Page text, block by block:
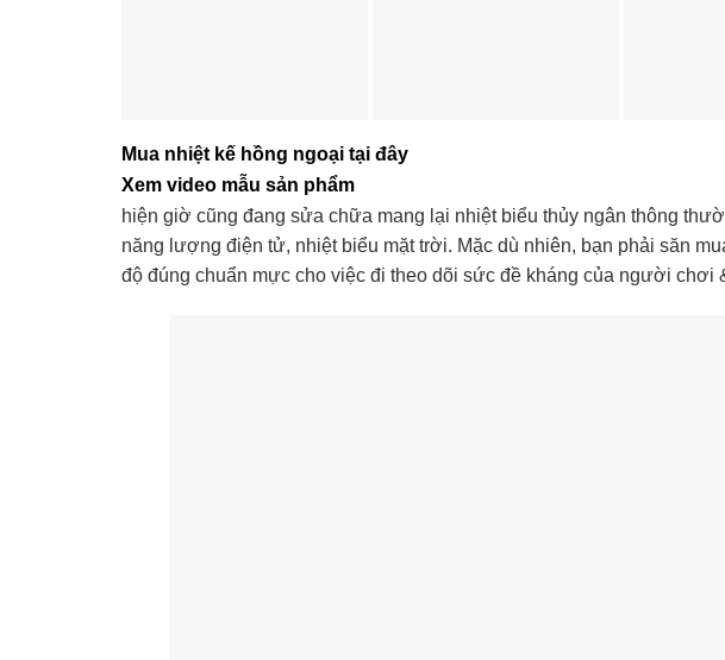
Mua nhiệt kế hồng ngoại tại đây
Xem video mẫu sản phẩm
hiện giờ cũng đang sửa chữa mang lại nhiệt biểu thủy ngân thông
năng lượng điện tử, nhiệt biểu mặt trời. Mặc dù nhiên, bạn phải săn
độ đúng chuẩn mực cho việc đi theo dõi sức đề kháng của người chơi